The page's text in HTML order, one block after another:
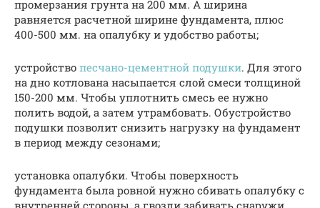
промерзания грунта на 200 мм. А ширина
равняется расчетной ширине фундамента, плюс
400-500 мм. на опалубку и удобство работы;
устройство песчано-цементной подушки. Для этого
на дно котлована насыпается слой смеси толщиной
150-200 мм. Чтобы уплотнить смесь ее нужно
полить водой, а затем утрамбовать. Обустройство
подушки позволит снизить нагрузку на фундамент
в период между сезонами;
установка опалубки. Чтобы поверхность
фундамента была ровной нужно сбивать опалубку с
внутренней стороны, а гвозди забивать снаружи.